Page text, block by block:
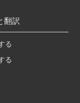
翻訳
る
る